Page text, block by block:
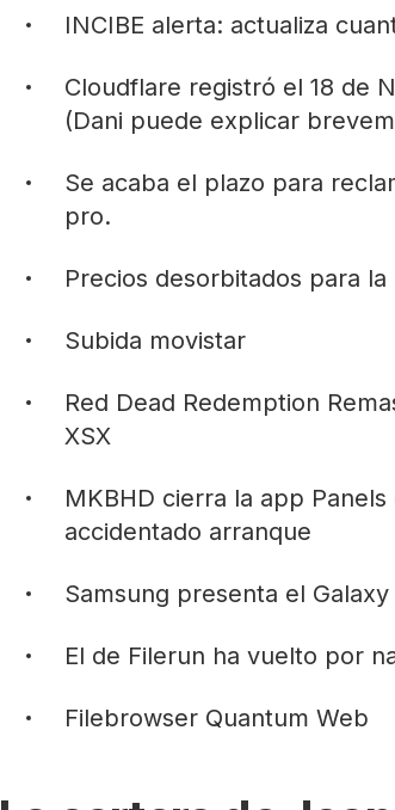
INCIBE alerta: actualiza
Cloudflare registró el 18 de
(Dani puede explicar
Se acaba el plazo para
pro.
Precios desorbitados para la
Subida movistar
Red Dead Redemption
XSX
MKBHD cierra la app
accidentado arranque
Samsung presenta el Galaxy
El de Filerun ha vuelto por
Filebrowser Quantum Web